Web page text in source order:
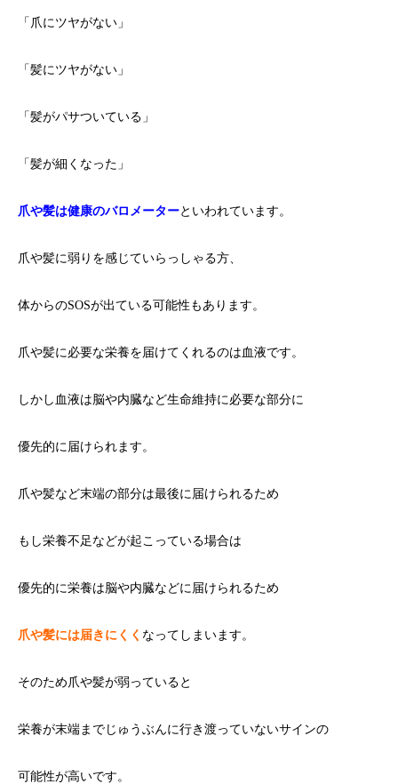
「爪にツヤがない」
「髪にツヤがない」
「髪がパサついている」
「髪が細くなった」
爪や髪は健康のバロメーターといわれています。
爪や髪に弱りを感じていらっしゃる方、
体からのSOSが出ている可能性もあります。
爪や髪に必要な栄養を届けてくれるのは血液です。
しかし血液は脳や内臓など生命維持に必要な部分に
優先的に届けられます。
爪や髪など末端の部分は最後に届けられるため
もし栄養不足などが起こっている場合は
優先的に栄養は脳や内臓などに届けられるため
爪や髪には届きにくく なってしまいます。
そのため爪や髪が弱っていると
栄養が末端までじゅうぶんに行き渡っていないサインの
可能性が高いです。